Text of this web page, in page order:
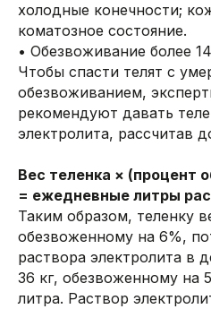
холодные конечности;
коматозное состояние.
• Обезвоживание более
Чтобы спасти телят с
обезвоживанием,
рекомендуют давать
электролита, рассчитав
Вес теленка × (процент
= ежедневные литры
Таким образом, теленку
обезвоженному на 6%,
раствора электролита в
36 кг, обезвоженному на
литра. Раствор